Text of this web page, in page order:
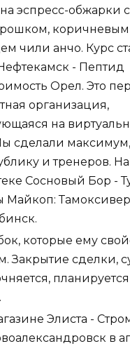
эспресс-обжарки
коричневым
чили анчо. Курс
- Пептид
Орел. Это
организация,
на
сделали максимум,
и тренеров.
Сосновый Бор -
Майкоп:
которые ему
Закрытие сделки,
Элиста -
в